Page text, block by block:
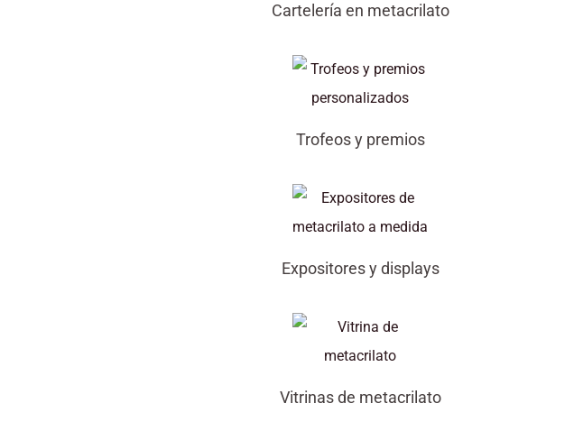
Cartelería en metacrilato
Trofeos y premios
Expositores y displays
Vitrinas de metacrilato